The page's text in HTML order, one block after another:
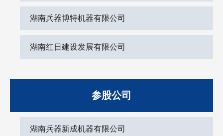
湖南兵器博特机器有限公司
湖南红日建设发展有限公司
参股公司
湖南兵器新成机器有限公司